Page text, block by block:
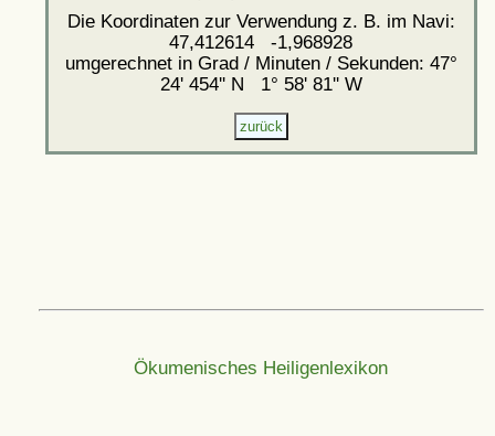
Die Koordinaten zur Verwendung z. B. im Navi:
47,412614 -1,968928
umgerechnet in Grad / Minuten / Sekunden: 47°
24' 454'' N 1° 58' 81'' W
Ökumenisches Heiligenlexikon